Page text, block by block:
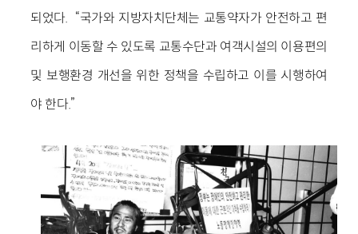
되었다. “국가와 지방자치단체는 교통약자가 안전하고 편
리하게 이동할 수 있도록 교통수단과 여객시설의 이용편의
및 보행환경 개선을 위한 정책을 수립하고 이를 시행하여
야 한다.”